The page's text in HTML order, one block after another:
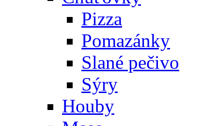
Pizza
Pomazánky
Slané pečivo
Sýry
Houby